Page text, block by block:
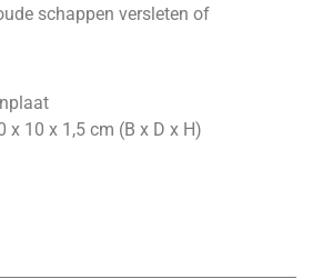
schappen versleten of
x 10 x 1,5 cm (B x D x H)